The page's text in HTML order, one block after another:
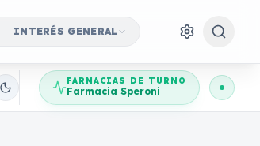
INTERÉS GENERAL
FARMACIAS DE TURNO
Farmacia Speroni